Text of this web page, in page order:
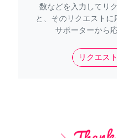
数などを入力してリ
と、そのリクエスト
サポーターから
リクエス